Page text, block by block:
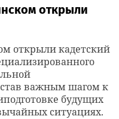
открыли
открыли кадетский
став важным шагом к
будущих
ситуациях.